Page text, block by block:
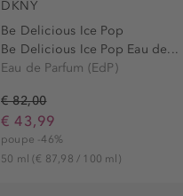
DKNY
Be Delicious Ice Pop
Be Delicious Ice Pop Eau de...
Eau de Parfum (EdP)
€ 82,00
€ 43,99
poupe -46%
50 ml(€ 87,98 / 100 ml)